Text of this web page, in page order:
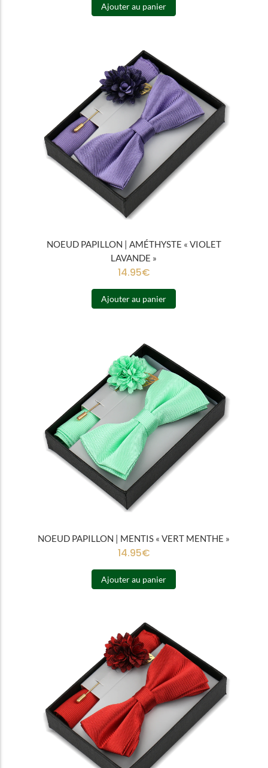
Ajouter au panier
NOEUD PAPILLON | AMÉTHYSTE « VIOLET
LAVANDE »
14.95€
Ajouter au panier
NOEUD PAPILLON | MENTIS « VERT MENTHE »
14.95€
Ajouter au panier